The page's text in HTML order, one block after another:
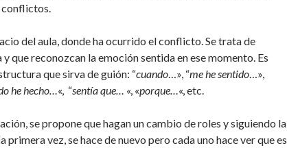
del aula, donde ha ocurrido el conflicto. Se trata de
que reconozcan la emoción sentida en ese momento. Es
que sirva de guión: “cuando …», “me he sentido …»,
he hecho… «, “sentía que… «, «porque… «, etc.
se propone que hagan un cambio de roles y siguiendo la
primera vez, se hace de nuevo pero cada uno hace ver que es